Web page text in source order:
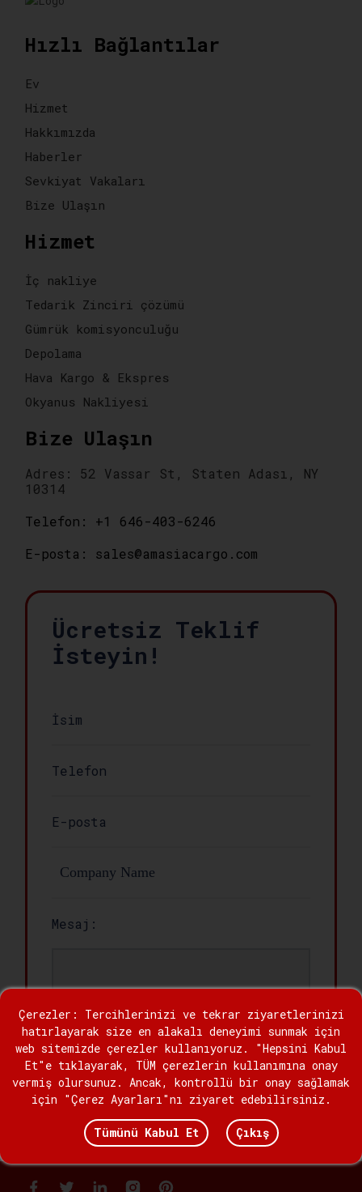
Hızlı Bağlantılar
Ev
Hizmet
Hakkımızda
Haberler
Sevkiyat Vakaları
Bize Ulaşın
Hizmet
İç nakliye
Tedarik Zinciri çözümü
Gümrük komisyonculuğu
Depolama
Hava Kargo & Ekspres
Okyanus Nakliyesi
Bize Ulaşın
Adres: 52 Vassar St, Staten Adası, NY
10314
Telefon: +1 646-403-6246
E-posta: sales@amasiacargo.com
Ücretsiz Teklif
İsteyin!
Mesaj:
Göndermek
Çerezler: Tercihlerinizi ve tekrar ziyaretlerinizi
hatırlayarak size en alakalı deneyimi sunmak için
web sitemizde çerezler kullanıyoruz. "Hepsini Kabul
Et"e tıklayarak, TÜM çerezlerin kullanımına onay
vermiş olursunuz. Ancak, kontrollü bir onay sağlamak
için "Çerez Ayarları"nı ziyaret edebilirsiniz.
Tümünü Kabul Et Çıkış